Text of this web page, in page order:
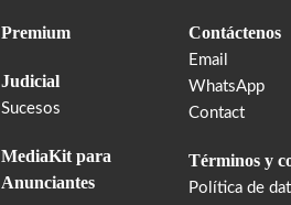
Premium
Judicial
Sucesos
MediaKit para
Anunciantes
Contáctenos
Email
WhatsApp
Contact
Términos y
Política de